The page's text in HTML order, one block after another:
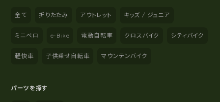
全て 折りたたみ アウトレット キッズ / ジュニア
ミニベロ e-Bike 電動自転車 クロスバイク シティバイク
軽快車 子供乗せ自転車 マウンテンバイク
パーツを探す